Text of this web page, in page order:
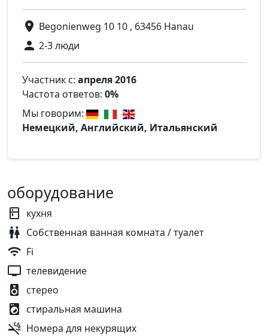
Begonienweg 10 10 , 63456 Hanau
2-3 люди
Участник с: апреля 2016
Частота ответов: 0%
Мы говорим:
Немецкий, Английский, Итальянский
оборудование
кухня
Собственная ванная комната / туалет
Fi
телевидение
стерео
стиральная машина
Номера для некурящих